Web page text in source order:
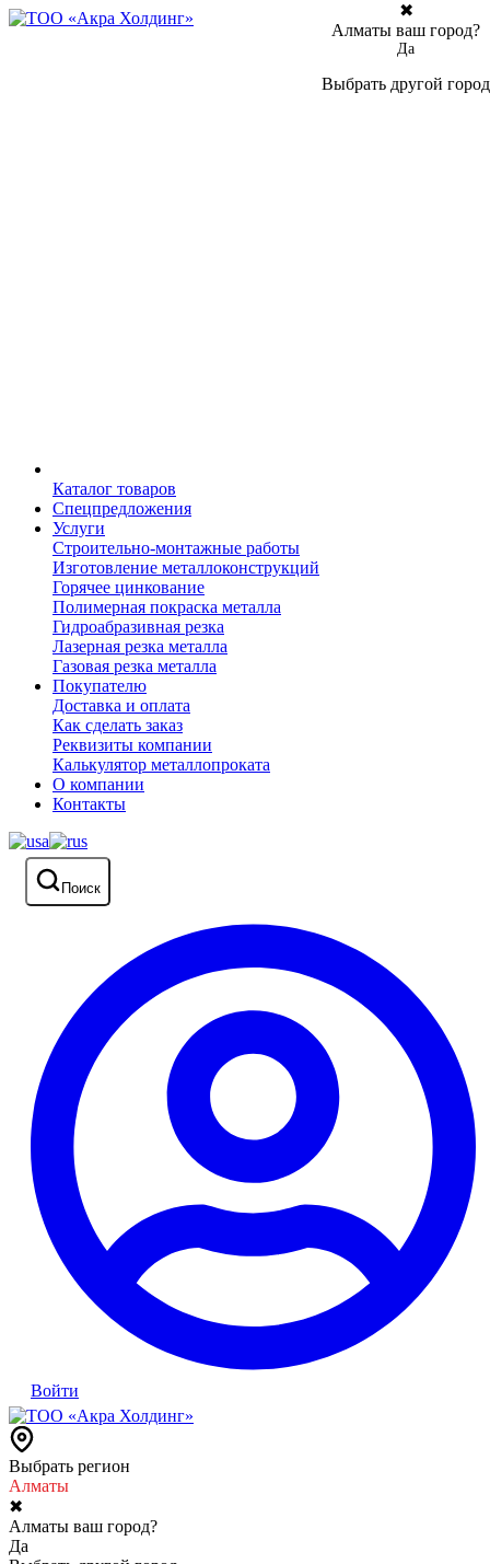
Каталог товаров
Спецпредложения
Услуги
Строительно-монтажные работы
Изготовление металлоконструкций
Горячее цинкование
Полимерная покраска металла
Гидроабразивная резка
Лазерная резка металла
Газовая резка металла
Покупателю
Доставка и оплата
Как сделать заказ
Реквизиты компании
Калькулятор металлопроката
О компании
Контакты
Поиск
Войти
Выбрать регион
Алматы
✖
Алматы ваш город?
Да
✖
Алматы ваш город?
Да
Выбрать другой город